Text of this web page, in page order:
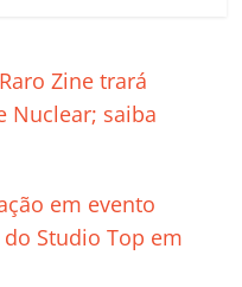
gl
e
a
ss
ro
y
Li
p
ar
ar
Zine trará
Nuclear; saiba
em evento
Studio Top em